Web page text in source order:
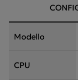
Modello
CPU